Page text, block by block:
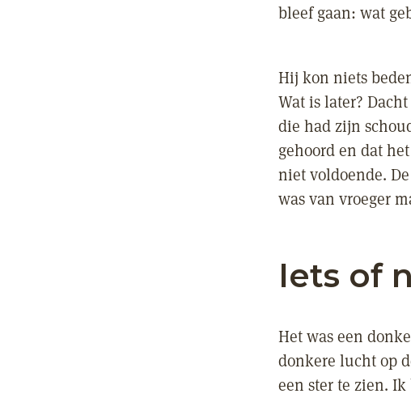
bleef gaan: wat
Hij kon niets
Wat is later?
die had zijn
gehoord en dat
niet voldoende.
was van vroeger
Iets of
Het was een
donkere lucht op
een ster te zien.